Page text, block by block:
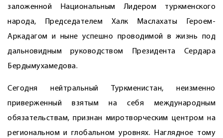
заложенной Национальным Лидером туркменского
народа, Председателем Халк Маслахаты Героем-
Аркадагом и ныне успешно проводимой в жизнь под
дальновидным руководством Президента Сердара
Бердымухамедова.
Сегодня нейтральный Туркменистан, неизменно
приверженный взятым на себя международным
обязательствам, признан миротворческим центром на
региональном и глобальном уровнях. Наглядное тому